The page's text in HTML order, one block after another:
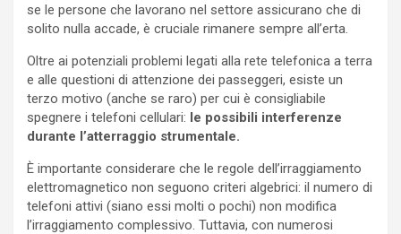
se le persone che lavorano nel settore assicurano che di
solito nulla accade, è cruciale rimanere sempre all’erta.
Oltre ai potenziali problemi legati alla rete telefonica a terra
e alle questioni di attenzione dei passeggeri, esiste un
terzo motivo (anche se raro) per cui è consigliabile
spegnere i telefoni cellulari: le possibili interferenze
durante l’atterraggio strumentale.
È importante considerare che le regole dell’irraggiamento
elettromagnetico non seguono criteri algebrici: il numero di
telefoni attivi (siano essi molti o pochi) non modifica
l’irraggiamento complessivo. Tuttavia, con numerosi